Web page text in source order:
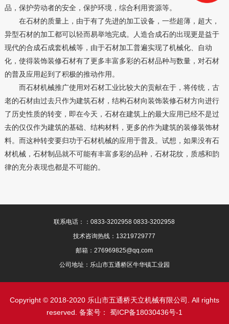
品，保护劳动者的安全，保护环境，综合利用资源等。
在石材的质量上，由于有了先进的加工设备，一些超薄，超大，
异型石材的加工都可以轻而易举地完成。人造合成石的出现更是益于
现代的合成石成套机械等，由于石材加工普遍实现了机械化、自动
化，使得装饰装修石材有了更多丰富多彩的石材品种与数量，对石材
的普及应用起到了积极的推动作用。
而石材机械推广使用对石材工业比较大的贡献在于，将传统，古
老的石材由过去只作为建筑石材，结构石材向装饰装修石材方向进行
了历史性质的转变，即在今天，石材在建筑上的最大应用已经不是过
去的仅仅作为建筑的基础、结构材料，更多的作为建筑的装修装饰材
料。而这种转变要归功于石材机械的应用于普及。试想，如果没有石
材机械，石材制品就不可能有丰富多彩的品种，石材花纹，质感和韵
律的充分表现也都是不可能的。
联系电话：：0833-3202958 0833-3202958
技术咨询热线：13219729777
邮箱：276969825@qq.com
公司地址：乐山市五通桥区牛华镇工业园
Copyright © 2018-2020 乐山市五通桥天立机械有限公司. All rights
reserved. 备案号：
蜀ICP备18030436号-1